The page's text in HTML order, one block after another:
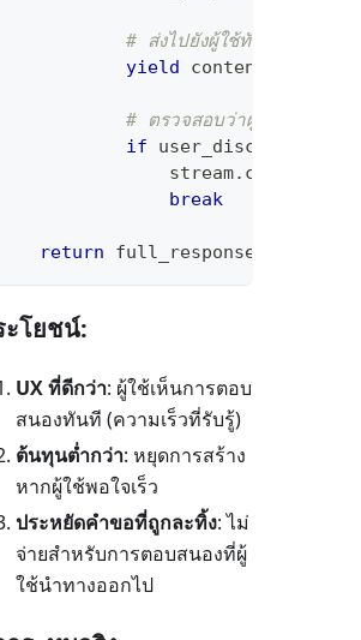
# ส่งไปยังผู้ใช้ทันที
yield content
# ตรวจสอบว่าผู้ใช้ยกเลิก/น
if user_disconnected
stream
. close
break
return full_response
ะโยชน์:
UX ที่ดีกว่า: ผู้ใช้เห็นการตอบ
สนองทันที (ความเร็วที่รับรู้)
ต้นทุนต่ำกว่า: หยุดการสร้าง
หากผู้ใช้พอใจเร็ว
ประหยัดคำขอที่ถูกละทิ้ง: ไม่
จ่ายสำหรับการตอบสนองที่ผู้
ใช้นำทางออกไป